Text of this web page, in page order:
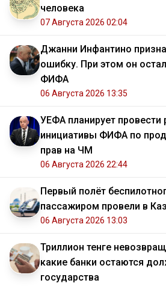
человека
07 Августа 2026 02:04
Джанни Инфантино
ошибку. При этом он
ФИФА
06 Августа 2026 13:35
УЕФА планирует провести
инициативы ФИФА по
прав на ЧМ
06 Августа 2026 22:44
Первый полёт
пассажиром провели в
06 Августа 2026 13:03
Триллион тенге
какие банки остаются
государства